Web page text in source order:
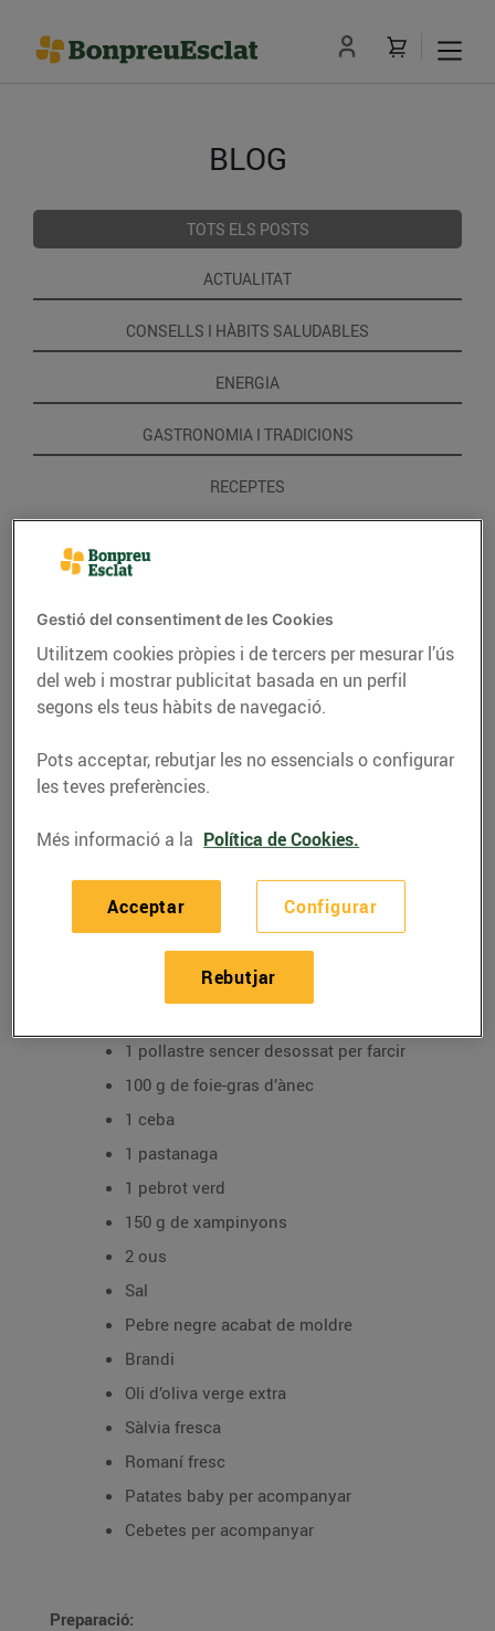
BLOG
TOTS ELS POSTS
ACTUALITAT
CONSELLS I HÀBITS SALUDABLES
ENERGIA
GASTRONOMIA I TRADICIONS
RECEPTES
verdures i foie-gras
04/de desembre/2021
Ingredients per a 4 persones:
1 pollastre sencer desossat per farcir
100 g de foie-gras d’ànec
1 ceba
1 pastanaga
1 pebrot verd
150 g de xampinyons
2 ous
Sal
Pebre negre acabat de moldre
Brandi
Oli d’oliva verge extra
Sàlvia fresca
Romaní fresc
Patates baby per acompanyar
Cebetes per acompanyar
Preparació:
Gestió del consentiment de les Cookies
Utilitzem cookies pròpies i de tercers per mesurar l’ús
del web i mostrar publicitat basada en un perfil
segons els teus hàbits de navegació.
Pots acceptar, rebutjar les no essencials o configurar
les teves preferències.
Més informació a la Política de Cookies.
Configurar
Rebutjar
Acceptar